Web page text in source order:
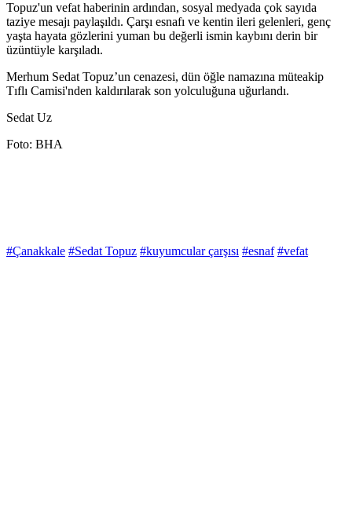
Topuz'un vefat haberinin ardından, sosyal medyada çok sayıda
taziye mesajı paylaşıldı. Çarşı esnafı ve kentin ileri gelenleri, genç
yaşta hayata gözlerini yuman bu değerli ismin kaybını derin bir
üzüntüyle karşıladı.
Merhum Sedat Topuz’un cenazesi, dün öğle namazına müteakip
Tıflı Camisi'nden kaldırılarak son yolculuğuna uğurlandı.
Sedat Uz
Foto: BHA
#Çanakkale #Sedat Topuz #kuyumcular çarşısı #esnaf #vefat